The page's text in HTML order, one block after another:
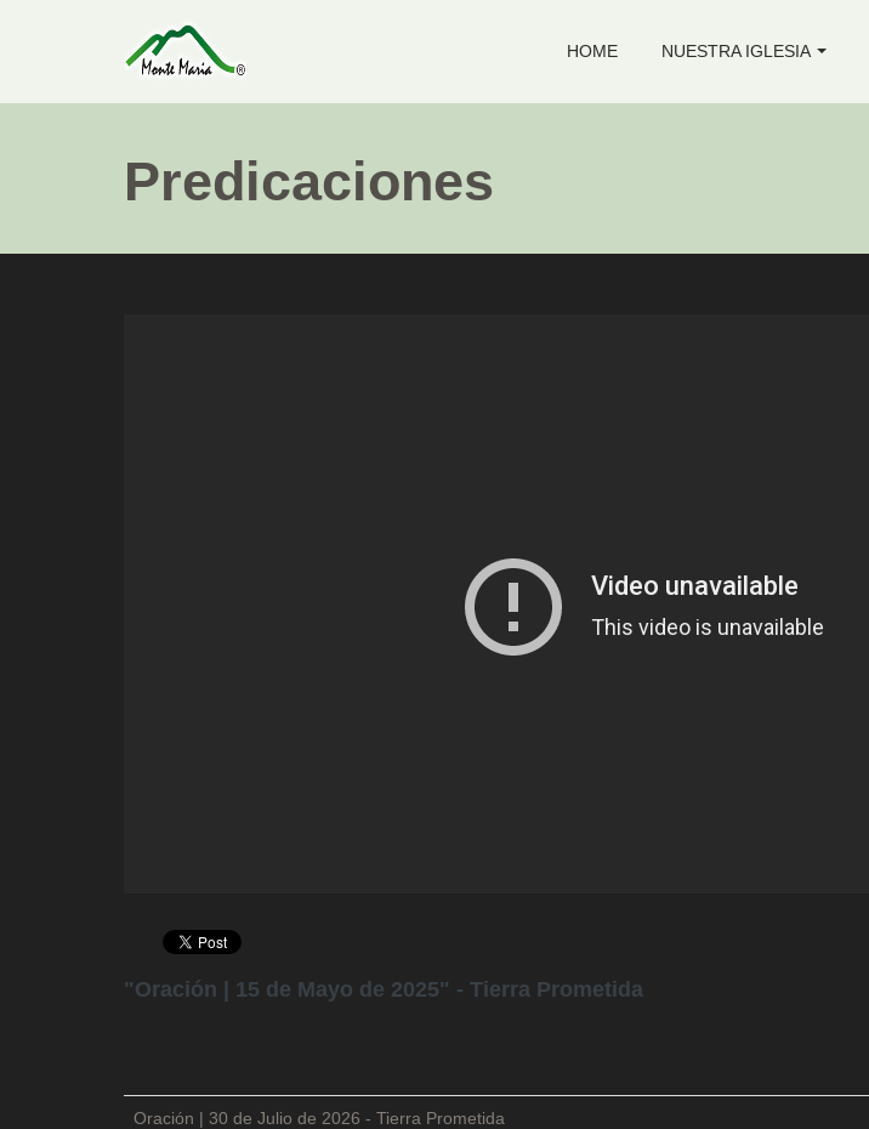
HOME NUESTRA IGLESIA
Predicaciones
"Oración | 15 de Mayo de 2025" - Tierra Prometida
Oración | 30 de Julio de 2026 - Tierra Prometida